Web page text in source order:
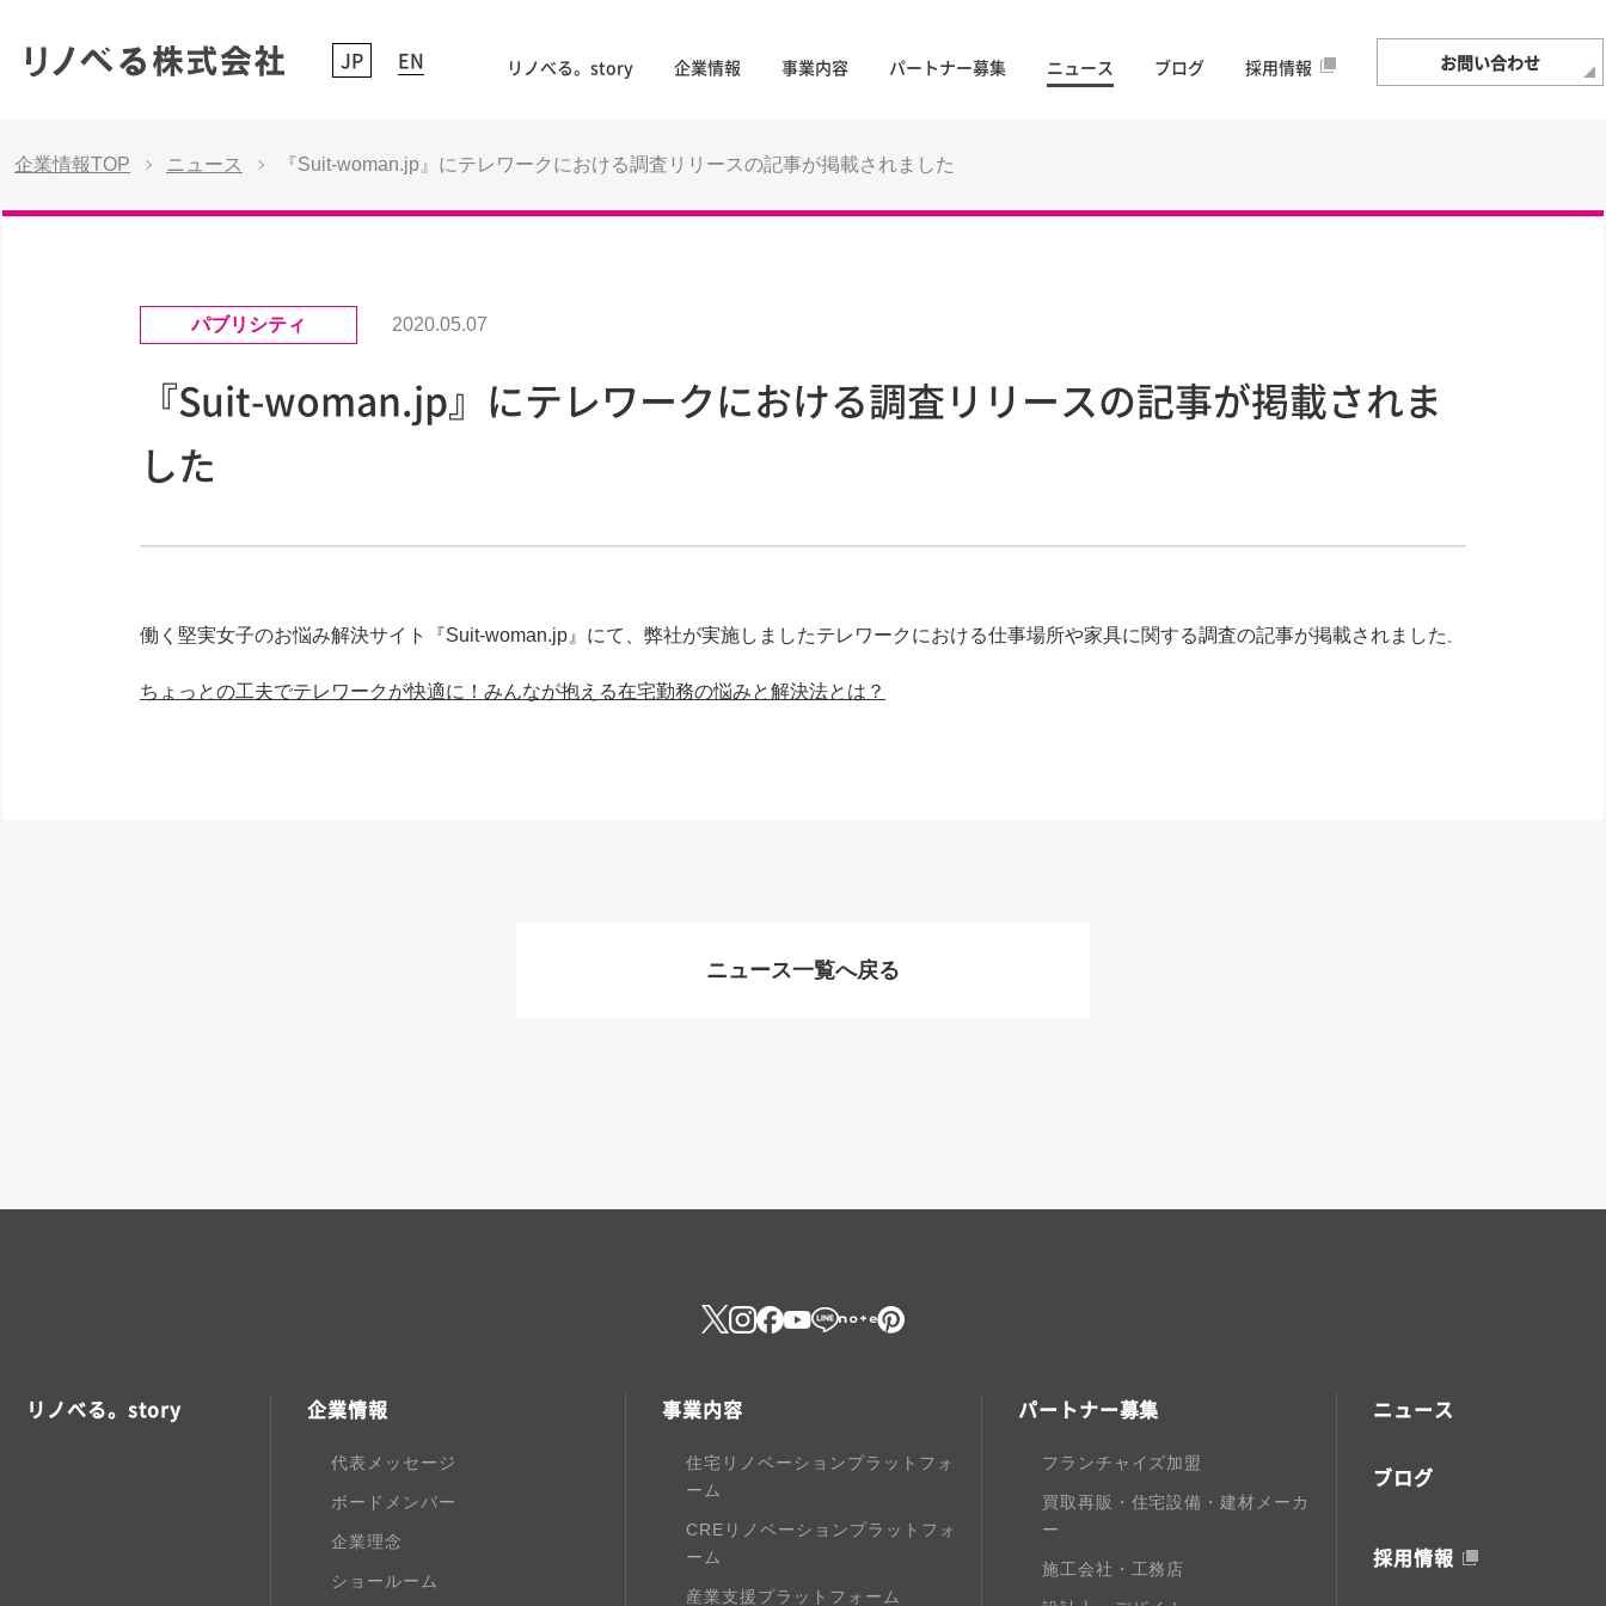
JP EN リノべる。story 企業情報 事業内容 パートナー募集 ニュース ブログ 採用情報 お問い合わせ
企業情報TOP ニュース 『Suit-woman.jp』にテレワークにおける調査リリースの記事が掲載されました
パブリシティ 2020.05.07
『Suit-woman.jp』にテレワークにおける調査リリースの記事が掲載されま
した
働く堅実女子のお悩み解決サイト『Suit-woman.jp』にて、弊社が実施しましたテレワークにおける仕事場所や家具に関する調査の記事が掲載されました
ちょっとの工夫でテレワークが快適に！みんなが抱える在宅勤務の悩みと解決法とは？
ニュース一覧へ戻る
リノべる。story 企業情報
代表メッセージ
ボードメンバー
企業理念
ショールーム
事業内容
住宅リノベーションプラットフォ
ーム
CREリノベーションプラットフォ
ーム
産業支援プラットフォーム
パートナー募集
フランチャイズ加盟
買取再販・住宅設備・建材メーカ
ー
施工会社・工務店
ニュース
ブログ
採用情報